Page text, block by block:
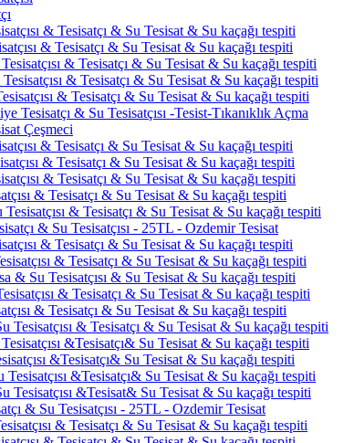
& Tesisatçı & Su Tesisat & Su kaçağı tespiti
& Tesisatçı & Su Tesisat & Su kaçağı tespiti
& Tesisatçı & Su Tesisat & Su kaçağı tespiti
& Tesisatçı & Su Tesisat & Su kaçağı tespiti
& Tesisatçı & Su Tesisat & Su kaçağı tespiti
Tesisatçı & Su Tesisatçısı -Tesist-Tıkanıklık Açma
Çeşmeci
& Tesisatçı & Su Tesisat & Su kaçağı tespiti
& Tesisatçı & Su Tesisat & Su kaçağı tespiti
& Tesisatçı & Su Tesisat & Su kaçağı tespiti
& Tesisatçı & Su Tesisat & Su kaçağı tespiti
& Tesisatçı & Su Tesisat & Su kaçağı tespiti
& Su Tesisatçısı - 25TL - Ozdemir Tesisat
& Tesisatçı & Su Tesisat & Su kaçağı tespiti
& Tesisatçı & Su Tesisat & Su kaçağı tespiti
& Su Tesisatçısı & Su Tesisat & Su kaçağı tespiti
& Tesisatçı & Su Tesisat & Su kaçağı tespiti
& Tesisatçı & Su Tesisat & Su kaçağı tespiti
Tesisatçısı & Tesisatçı & Su Tesisat & Su kaçağı tespiti
&Tesisatçı& Su Tesisat & Su kaçağı tespiti
&Tesisatçı& Su Tesisat & Su kaçağı tespiti
&Tesisatçı& Su Tesisat & Su kaçağı tespiti
Tesisatçısı &Tesisat& Su Tesisat & Su kaçağı tespiti
& Su Tesisatçısı - 25TL - Ozdemir Tesisat
& Tesisatçı & Su Tesisat & Su kaçağı tespiti